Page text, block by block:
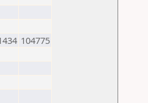
104775